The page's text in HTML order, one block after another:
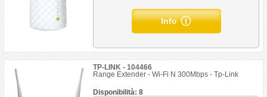
Info
TP-LINK - 104466
Range Extender - Wi-Fi N 300Mbps - Tp-Link
Disponibilità: 8